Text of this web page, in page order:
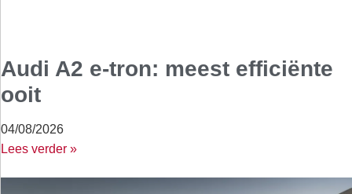
Audi A2 e-tron: meest efficiënte
ooit
04/08/2026
Lees verder »